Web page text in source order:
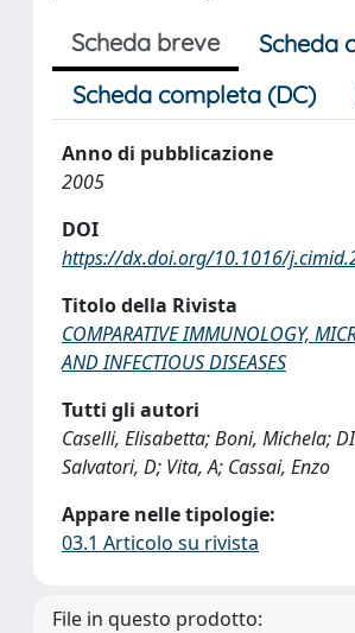
Scheda breve
Scheda
Scheda completa (DC)
Anno di pubblicazione
2005
DOI
https://dx.doi.org/10.1016/
Titolo della Rivista
COMPARATIVE IMMUNOLOGY,
AND INFECTIOUS DISEASES
Tutti gli autori
Caselli, Elisabetta; Boni, Michela;
Salvatori, D; Vita, A; Cassai, Enzo
Appare nelle tipologie:
03.1 Articolo su rivista
File in questo prodotto: